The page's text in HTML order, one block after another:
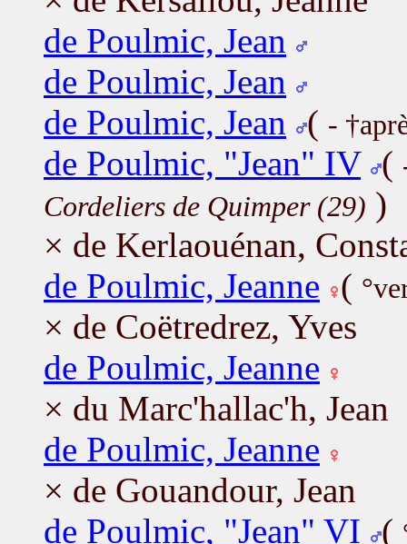
de Poulmic, Jean
de Poulmic, Jean
de Poulmic, Jean
( -
de Poulmic, "Jean" IV (
Cordeliers de Quimper (29) )
× de Kerlaouénan,
de Poulmic, Jeanne (
× de Coëtredrez, Yves
de Poulmic, Jeanne
× du Marc'hallac'h, Jean
de Poulmic, Jeanne
× de Gouandour, Jean
de Poulmic, "Jean" VI (